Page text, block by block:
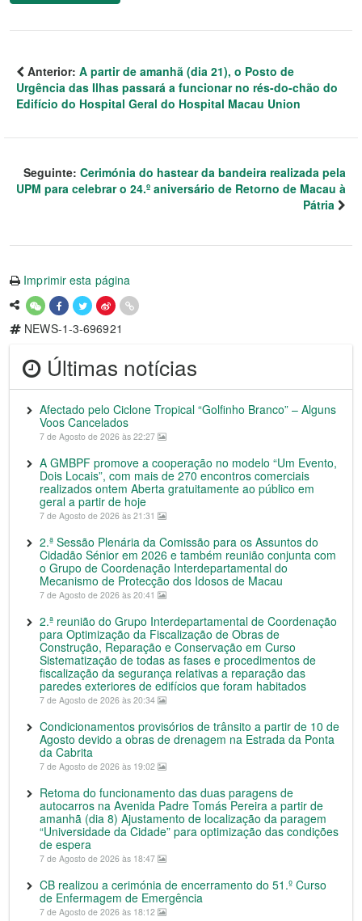
Anterior: A partir de amanhã (dia 21), o Posto de
Urgência das Ilhas passará a funcionar no rés-do-chão do
Edifício do Hospital Geral do Hospital Macau Union
Seguinte: Cerimónia do hastear da bandeira realizada pela
UPM para celebrar o 24.º aniversário de Retorno de Macau à
Pátria
Imprimir esta página
NEWS-1-3-696921
Últimas notícias
Afectado pelo Ciclone Tropical “Golfinho Branco” – Alguns
Voos Cancelados
7 de Agosto de 2026 às 22:27
A GMBPF promove a cooperação no modelo “Um Evento,
Dois Locais”, com mais de 270 encontros comerciais
realizados ontem Aberta gratuitamente ao público em
geral a partir de hoje
7 de Agosto de 2026 às 21:31
2.ª Sessão Plenária da Comissão para os Assuntos do
Cidadão Sénior em 2026 e também reunião conjunta com
o Grupo de Coordenação Interdepartamental do
Mecanismo de Protecção dos Idosos de Macau
7 de Agosto de 2026 às 20:41
2.ª reunião do Grupo Interdepartamental de Coordenação
para Optimização da Fiscalização de Obras de
Construção, Reparação e Conservação em Curso
Sistematização de todas as fases e procedimentos de
fiscalização da segurança relativas a reparação das
paredes exteriores de edifícios que foram habitados
7 de Agosto de 2026 às 20:34
Condicionamentos provisórios de trânsito a partir de 10 de
Agosto devido a obras de drenagem na Estrada da Ponta
da Cabrita
7 de Agosto de 2026 às 19:02
Retoma do funcionamento das duas paragens de
autocarros na Avenida Padre Tomás Pereira a partir de
amanhã (dia 8) Ajustamento de localização da paragem
“Universidade da Cidade” para optimização das condições
de espera
7 de Agosto de 2026 às 18:47
CB realizou a cerimónia de encerramento do 51.º Curso
de Enfermagem de Emergência
7 de Agosto de 2026 às 18:12